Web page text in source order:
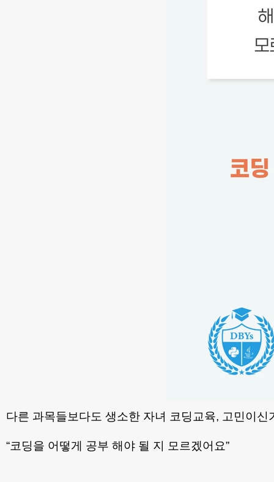
다른 과목들보다도 생소한 자녀 코딩교육, 고민이신
“코딩을 어떻게 공부 해야 될 지 모르겠어요”